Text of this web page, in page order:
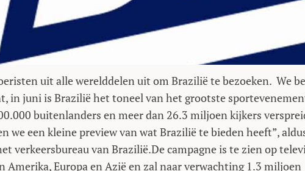
uit alle werelddelen uit om Brazilië te bezoeken. We
in juni is Brazilië het toneel van het grootste
buitenlanders en meer dan 26.3 miljoen kijkers
we een kleine preview van wat Brazilië te bieden heeft”,
verkeersbureau van Brazilië.De campagne is te zien op
Europa en Azië en zal naar verwachting 1.3 miljoen